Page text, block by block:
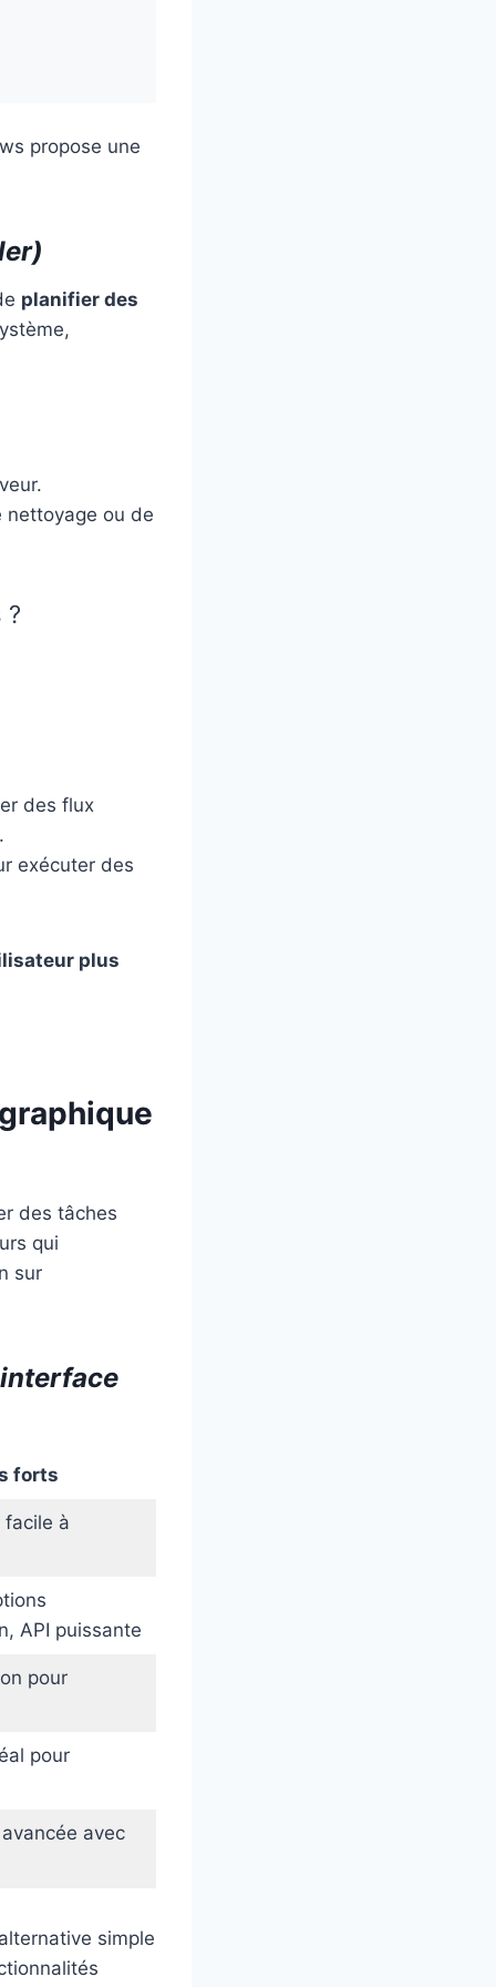
propose une
planifier des
nettoyage ou de
?
des flux
.
exécuter des
plus
des tâches
qui
sur
forts
facile à
API puissante
pour
pour
avec
simple